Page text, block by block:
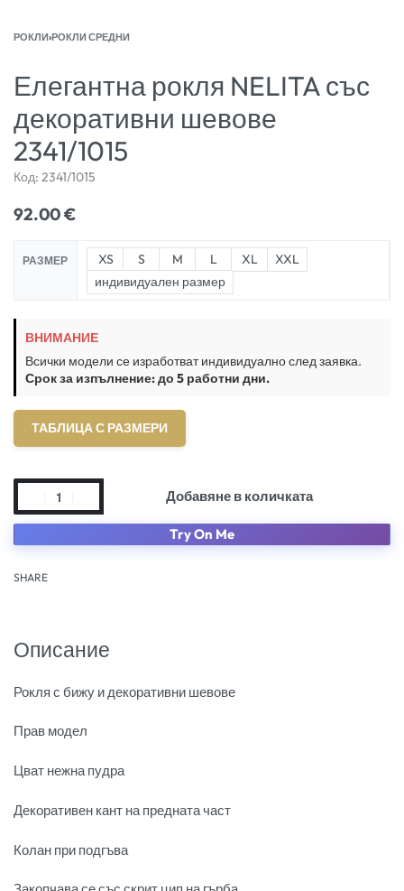
РОКЛИ›РОКЛИ СРЕДНИ
Елегантна рокля NELITA със
декоративни шевове
2341/1015
Код: 2341/1015
92.00€
РАЗМЕР XS S M L XL
XXL
индивидуален размер
ВНИМАНИЕ
Всички модели се изработват индивидуално след заявка.
Срок за изпълнение: до 5 работни дни.
ТАБЛИЦА С РАЗМЕРИ
Добавяне в количката
Try On Me
SHARE
Описание
Рокля с бижу и декоративни шевове
Прав модел
Цват нежна пудра
Декоративен кант на предната част
Колан при подгъва